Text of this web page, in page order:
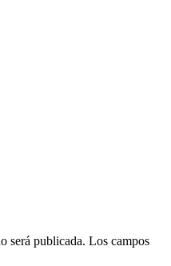
será publicada. Los campos